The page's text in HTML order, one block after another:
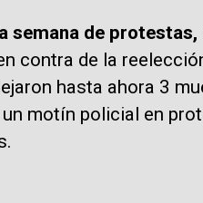
semana de
contra de la
hasta ahora 3
motín policial en